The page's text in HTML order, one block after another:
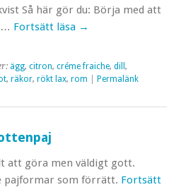
Så här gör du: Börja med att
… Fortsätt läsa →
ägg, citron, créme fraiche, dill ,
, räkor, rökt lax, rom Permalänk
att göra men väldigt gott.
pajformar som förrätt. Fortsätt